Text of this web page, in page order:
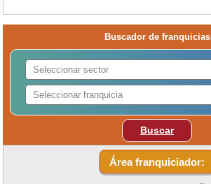
Buscador de franquicias
Buscar
Área franquiciador: